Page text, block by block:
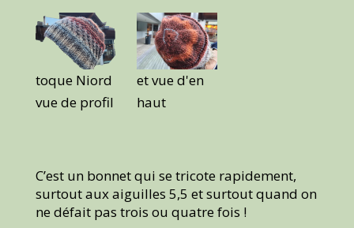
toque Niord
vue de profil
et vue d'en
haut
C’est un bonnet qui se tricote rapidement,
surtout aux aiguilles 5,5 et surtout quand on
ne défait pas trois ou quatre fois !